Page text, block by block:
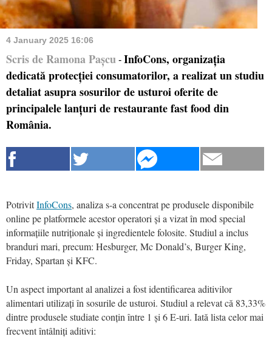
4 January 2025 16:06
Scris de Ramona Pașcu - InfoCons, organizația
dedicată protecției consumatorilor, a realizat un studiu
detaliat asupra sosurilor de usturoi oferite de
principalele lanțuri de restaurante fast food din
România.
PotrivitInfoCons, analiza s-a concentrat pe produsele disponibile
online pe platformele acestor operatori și a vizat în mod special
informațiile nutriționale și ingredientele folosite. Studiul a inclus
branduri mari, precum: Hesburger, Mc Donald’s, Burger King,
Friday, Spartan și KFC.
Un aspect important al analizei a fost identificarea aditivilor
alimentari utilizați în sosurile de usturoi. Studiul a relevat că 83,33%
dintre produsele studiate conțin între 1 și 6 E-uri. Iată lista celor mai
frecvent întâlniți aditivi: